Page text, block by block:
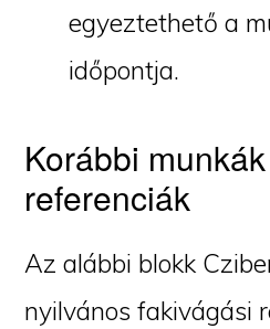
egyeztethető a
időpontja.
Korábbi
referenciák
Az alábbi blokk
nyilvános fakivágási